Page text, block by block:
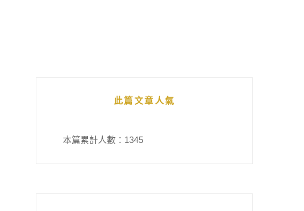
此篇文章人氣
本篇累計人數： 1345